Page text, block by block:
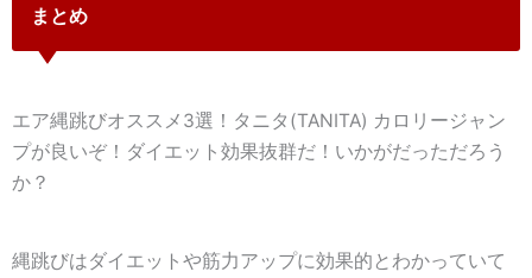
まとめ
エア縄跳びオススメ3選！タニタ(TANITA) カロリージャン
プが良いぞ！ダイエット効果抜群だ！いかがだっただろう
か？
縄跳びはダイエットや筋力アップに効果的とわかっていて